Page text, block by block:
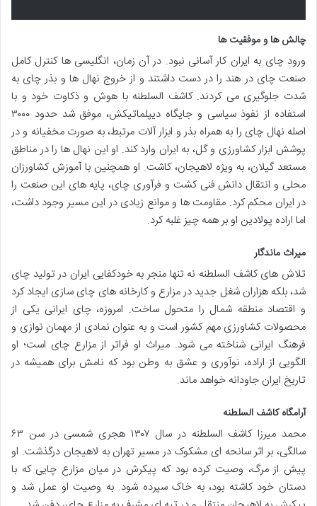
چالش ها و موفقیت ها
ورود چای به ایران کار آسانی نبود. در آن زمان، انگلیسی ها کنترل کامل
صنعت چای در هند را در دست داشتند و از خروج نهال ها و بذر چای به
شدت جلوگیری می کردند. کاشف السلطنه با هوش و ذکاوت خود و با
استفاده از نفوذ سیاسی و جایگاه دیپلماتیکش، موفق شد حدود ۳۰۰۰
اصله نهال چای را به همراه بذر و ابزار آلات مرتبط، به صورت مخفیانه و در
پوشش ابزار کشاورزی و گل، به ایران وارد کند. او این نهال ها را در مناطق
مستعد گیلان، به ویژه لاهیجان، کاشت. او همچنین با آموزش کشاورزان
محلی و انتقال دانش فنی کشت و فرآوری چای، پایه های این صنعت را
در ایران محکم کرد. مقاومت ها و موانع زیادی در این مسیر وجود داشت،
اما اراده پولادین او بر همه چیز غلبه کرد.
میراث ماندگار
تلاش های کاشف السلطنه نه تنها منجر به خودکفایی ایران در تولید چای
شد، بلکه هزاران شغل جدید در مزارع و کارخانه های چای سازی ایجاد کرد
و اقتصاد منطقه شمال را متحول ساخت. امروزه، چای ایرانی یکی از
محصولات کشاورزی مهم کشور است و به عنوان نمادی از مهمان نوازی و
فرهنگ ایرانی شناخته می شود. میراث او فراتر از مزارع چای است؛ او
الگویی از اراده، نوآوری و عشق به وطن بود که نامش برای همیشه در
تاریخ ایران جاودانه خواهد ماند.
آرامگاه کاشف السلطنه
محمد میرزا کاشف السلطنه در سال ۱۳۰۷ هجری شمسی در سن ۶۳
سالگی، بر اثر سانحه ای مشکوک در مسیر تهران به لاهیجان درگذشت. او
پیش از مرگ، وصیت کرده بود که پیکرش در میان مزارع چایی که با
دستان خود کاشته بود، به خاک سپرده شود. به وصیت او عمل شد و